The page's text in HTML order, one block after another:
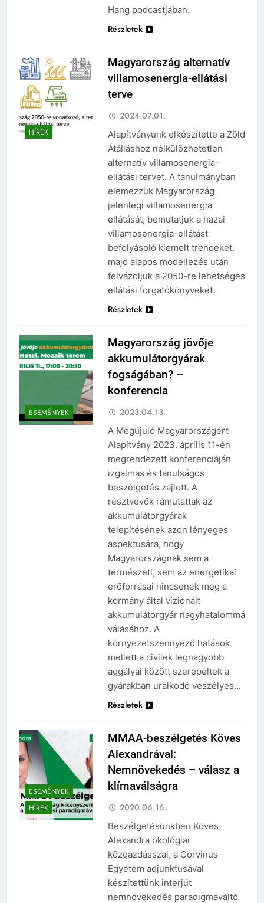
Hang podcastjában.
Részletek
HÍREK
Magyarország alternatív
villamosenergia-ellátási
terve
2024.07.01.
Alapítványunk elkészítette a Zöld
Átálláshoz nélkülözhetetlen
alternatív villamosenergia-
ellátási tervet. A tanulmányban
elemezzük Magyarország
jelenlegi villamosenergia
ellátását, bemutatjuk a hazai
villamosenergia-ellátást
befolyásoló kiemelt trendeket,
majd alapos modellezés után
felvázoljuk a 2050-re lehetséges
ellátási forgatókönyveket.
Részletek
ESEMÉNYEK
Magyarország jövője
akkumulátorgyárak
fogságában? –
konferencia
2023.04.13.
A Megújuló Magyarországért
Alapítvány 2023. április 11-én
megrendezett konferenciáján
izgalmas és tanulságos
beszélgetés zajlott. A
résztvevők rámutattak az
akkumulátorgyárak
telepítésének azon lényeges
aspektusára, hogy
Magyarországnak sem a
természeti, sem az energetikai
erőforrásai nincsenek meg a
kormány által vizionált
akkumulátorgyár nagyhatalommá
válásához. A
környezetszennyező hatások
mellett a civilek legnagyobb
aggályai között szerepeltek a
gyárakban uralkodó veszélyes…
Részletek
ESEMÉNYEK
HÍREK
MMAA-beszélgetés Köves
Alexandrával:
Nemnövekedés – válasz a
klímaválságra
2020.06.16.
Beszélgetésünkben Köves
Alexandra ökológiai
közgazdásszal, a Corvinus
Egyetem adjunktusával
készítettünk interjút
nemnövekedés paradigmaváltó